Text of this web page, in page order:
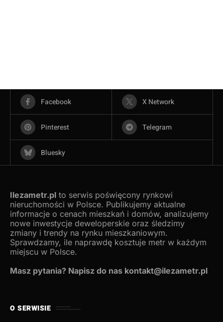
Facebook X Network
Pinterest Telegram
Bluesky
Ilezametr.pl to serwis poświęcony rynkowi
nieruchomości w Polsce. Publikujemy aktualne
informacje o cenach mieszkań i domów, analizujemy
nowe inwestycje deweloperskie oraz śledzimy
zmiany i trendy na rynku mieszkaniowym.
Sprawdzamy, ile naprawdę kosztuje metr w każdym
miejscu w Polsce.
Masz pytania? Napisz do nas kontakt@ilezametr.pl
O SERWISIE